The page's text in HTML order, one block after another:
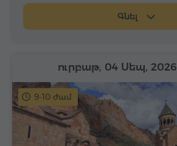
Գնել
9-10 ժամ
ուրբաթ, 04 Սեպ, 2026